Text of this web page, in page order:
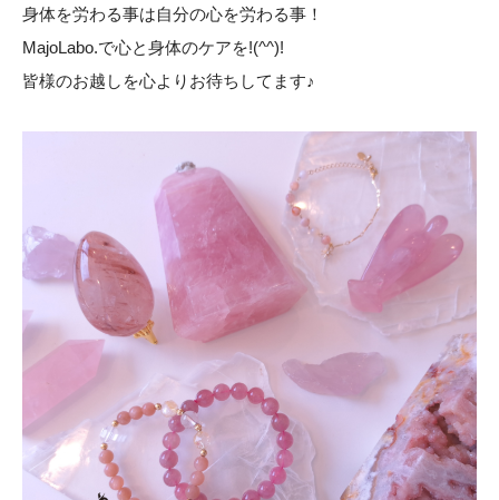
身体を労わる事は自分の心を労わる事！
MajoLabo.で心と身体のケアを!(^^)!
皆様のお越しを心よりお待ちしてます♪